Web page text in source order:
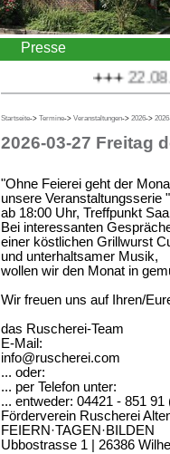
Presse
+++
Startseite-> Termine-> Veranstaltungen-> 2026->
2026-03-27 Freitag
"Ohne Feierei geht der
unsere Veranstaltungsserie
ab 18:00 Uhr, Treffpunkt
Bei interessanten
einer köstlichen Grillwurst
und unterhaltsamer Musik,
wollen wir den Monat in
Wir freuen uns auf Ihren/
das Ruscherei-Team
E-Mail:
info@ruscherei.com
... oder:
... per Telefon unter:
... entweder: 04421 - 851
Förderverein Ruscherei
FEIERN·TAGEN·BILDEN
Ubbostrasse 1 | 26386